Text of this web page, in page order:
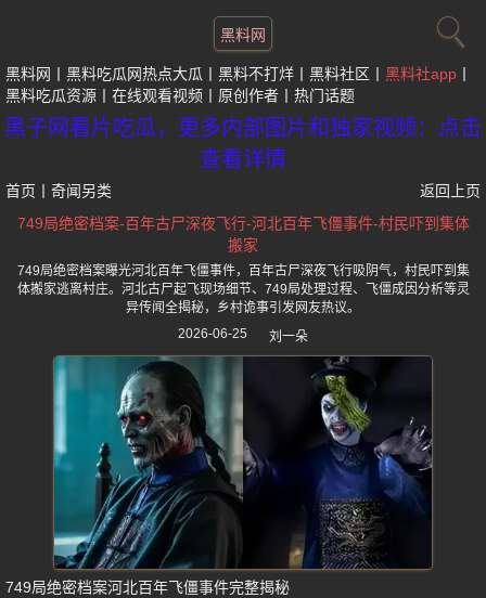
黑料网
黑料网 黑料吃瓜网热点大瓜 黑料不打烊 黑料社区
黑料社app
黑料吃瓜资源
在线观看视频 原创作者 热门话题
黑子网看片吃瓜，更多内部图片和独家视频：点击
查看详情
首页 奇闻另类
返回上页
749局绝密档案-百年古尸深夜飞行-河北百年飞僵事件-村民吓到集体
搬家
749局绝密档案曝光河北百年飞僵事件，百年古尸深夜飞行吸阴气，村民吓到集
体搬家逃离村庄。河北古尸起飞现场细节、749局处理过程、飞僵成因分析等灵
异传闻全揭秘，乡村诡事引发网友热议。
2026-06-25
刘一朵
749局绝密档案河北百年飞僵事件完整揭秘